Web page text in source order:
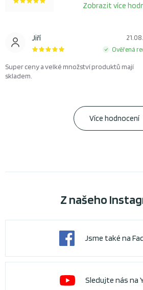
Zobrazit více
Jiří
Ověřená
Super ceny a velké množství produktů mají
skladem.
Více hodnocení
Z našeho
Jsme také na
Sledujte nás na